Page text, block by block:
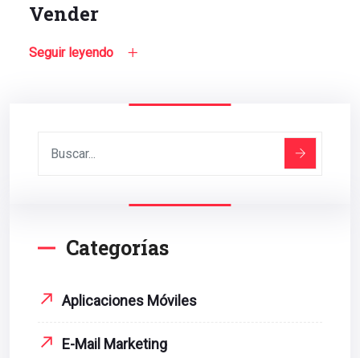
Vender
Seguir leyendo
Categorías
Aplicaciones Móviles
E-Mail Marketing